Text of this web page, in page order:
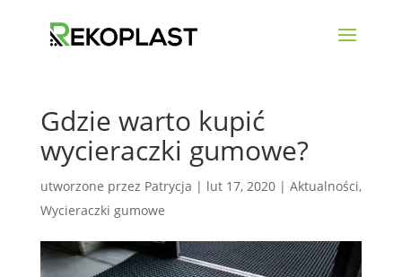
Gdzie warto kupić
wycieraczki gumowe?
utworzone przez Patrycja | lut 17, 2020| Aktualności,
Wycieraczki gumowe